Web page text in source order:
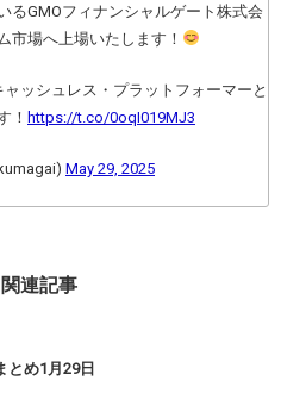
るGMOフィナンシャルゲート株式会
場へ上場いたします！
ッシュレス・プラットフォーマーと
！ https://t.co/0oqI019MJ3
May 29, 2025
関連記事
とめ1月29日